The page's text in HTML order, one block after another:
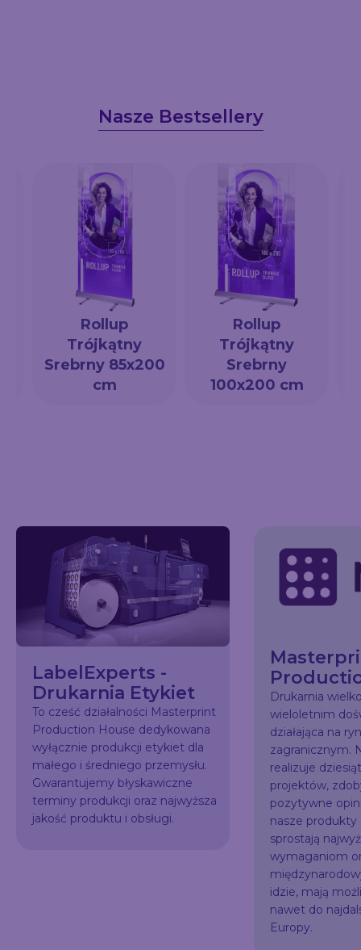
Nasze Bestsellery
Rollup
Trójkątny
Srebrny 85x200
cm
Rollup
Trójkątny
Srebrny
100x200 cm
LabelExperts -
Drukarnia Etykiet
To cześć działalności Masterprint
Production House dedykowana
wyłącznie produkcji etykiet dla
małego i średniego przemysłu.
Gwarantujemy błyskawiczne
terminy produkcji oraz najwyższa
jakość produktu i obsługi.
Drukarnia
wieloletnim
działająca na
zagranicznym.
realizuje
projektów,
pozytywne
nasze
sprostają
wymaganiom
idzie, mają
nawet do
Europy.